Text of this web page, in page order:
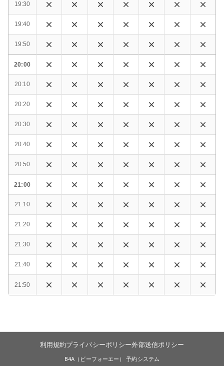
19:30
19:40
19:50
20:00
20:10
20:20
20:30
20:40
20:50
21:00
21:10
21:20
21:30
21:40
21:50
利用規約プライバシーポリシー外部送信ポリシー
B4A（ビーフォーエー） 予約システム